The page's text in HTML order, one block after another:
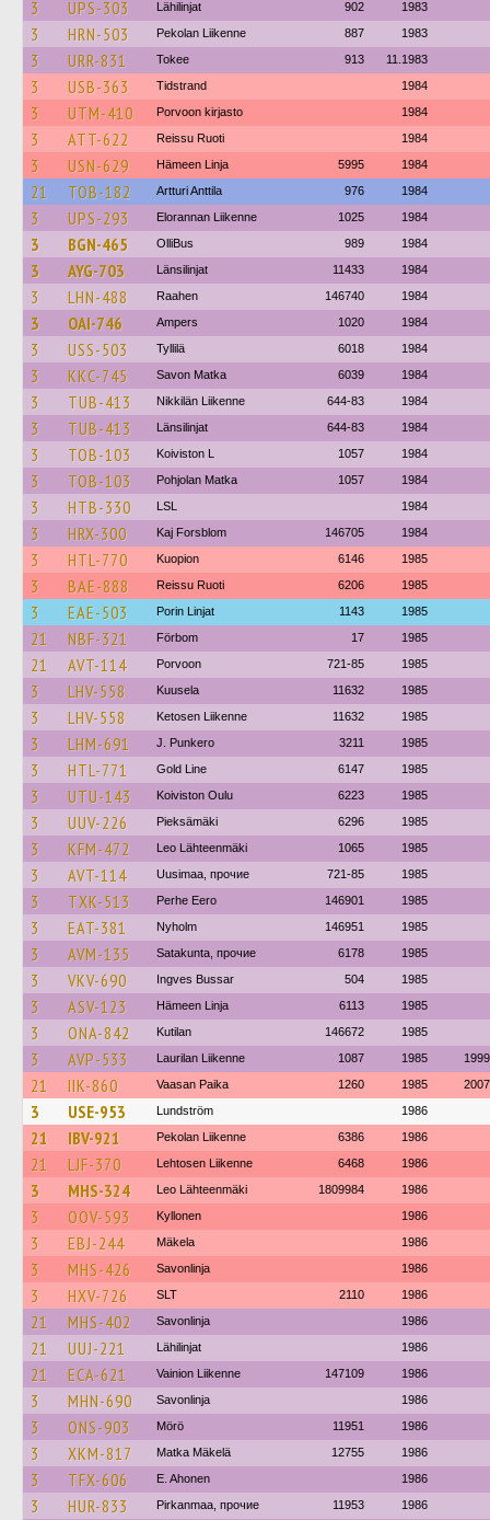
3 UPS-303 Lähilinjat 902 1983
3 HRN-503 Pekolan Liikenne 887 1983
3 URR-831 Tokee 913 11.1983
3 USB-363 Tidstrand 1984
3 UTM-410 Porvoon kirjasto 1984
3 ATT-622 Reissu Ruoti 1984
3 USN-629 Hämeen Linja 5995 1984
21 TOB-182 Artturi Anttila 976 1984
3 UPS-293 Elorannan Liikenne 1025 1984
3 BGN-465 OlliBus 989 1984
3 AYG-703 Länsilinjat 11433 1984
3 LHN-488 Raahen 146740 1984
3 OAI-746 Ampers 1020 1984
3 USS-503 Tyllilä 6018 1984
3 KKC-745 Savon Matka 6039 1984
3 TUB-413 Nikkilän Liikenne 644-83 1984
3 TUB-413 Länsilinjat 644-83 1984
3 TOB-103 Koiviston L 1057 1984
3 TOB-103 Pohjolan Matka 1057 1984
3 HTB-330 LSL 1984
3 HRX-300 Kaj Forsblom 146705 1984
3 HTL-770 Kuopion 6146 1985
3 BAE-888 Reissu Ruoti 6206 1985
3 EAE-503 Porin Linjat 1143 1985
21 NBF-321 Förbom 17 1985
21 AVT-114 Porvoon 721-85 1985
3 LHV-558 Kuusela 11632 1985
3 LHV-558 Ketosen Liikenne 11632 1985
3 LHM-691 J. Punkero 3211 1985
3 HTL-771 Gold Line 6147 1985
3 UTU-143 Koiviston Oulu 6223 1985
3 UUV-226 Pieksämäki 6296 1985
3 KFM-472 Leo Lähteenmäki 1065 1985
3 AVT-114 Uusimaa, прочие 721-85 1985
3 TXK-513 Perhe Eero 146901 1985
3 EAT-381 Nyholm 146951 1985
3 AVM-135 Satakunta, прочие 6178 1985
3 VKV-690 Ingves Bussar 504 1985
3 ASV-123 Hämeen Linja 6113 1985
3 ONA-842 Kutilan 146672 1985
3 AVP-533 Laurilan Liikenne 1087 1985 1999
21 IIK-860 Vaasan Paika 1260 1985 2007
3 USE-953 Lundström 1986
21 IBV-921 Pekolan Liikenne 6386 1986
21 LJF-370 Lehtosen Liikenne 6468 1986
3 MHS-324 Leo Lähteenmäki 1809984 1986
3 OOV-593 Kyllonen 1986
3 EBJ-244 Mäkela 1986
3 MHS-426 Savonlinja 1986
3 HXV-726 SLT 2110 1986
21 MHS-402 Savonlinja 1986
21 UUJ-221 Lähilinjat 1986
21 ECA-621 Vainion Liikenne 147109 1986
3 MHN-690 Savonlinja 1986
3 ONS-903 Mörö 11951 1986
3 XKM-817 Matka Mäkelä 12755 1986
3 TFX-606 E. Ahonen 1986
3 HUR-833 Pirkanmaa, прочие 11953 1986